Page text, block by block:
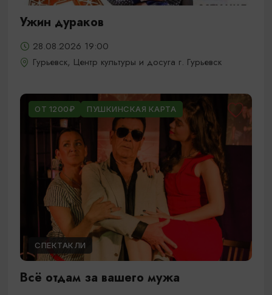
Ужин дураков
28.08.2026 19:00
Гурьевск, Центр культуры и досуга г. Гурьевск
ОТ 1200₽ ПУШКИНСКАЯ КАРТА
СПЕКТАКЛИ
Всё отдам за вашего мужа